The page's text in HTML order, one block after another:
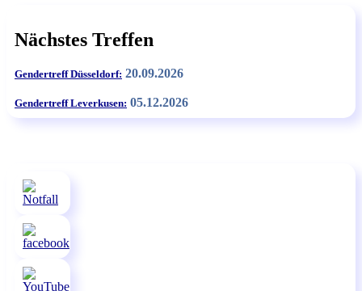
Nächstes Treffen
Gendertreff Düsseldorf: 20.09.2026
Gendertreff Leverkusen: 05.12.2026